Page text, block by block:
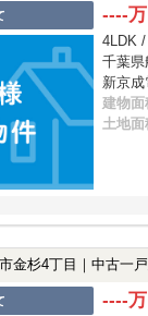
----万
4LDK
千葉県
新京
建物面
土地面
市金杉4丁目｜中古一
----万